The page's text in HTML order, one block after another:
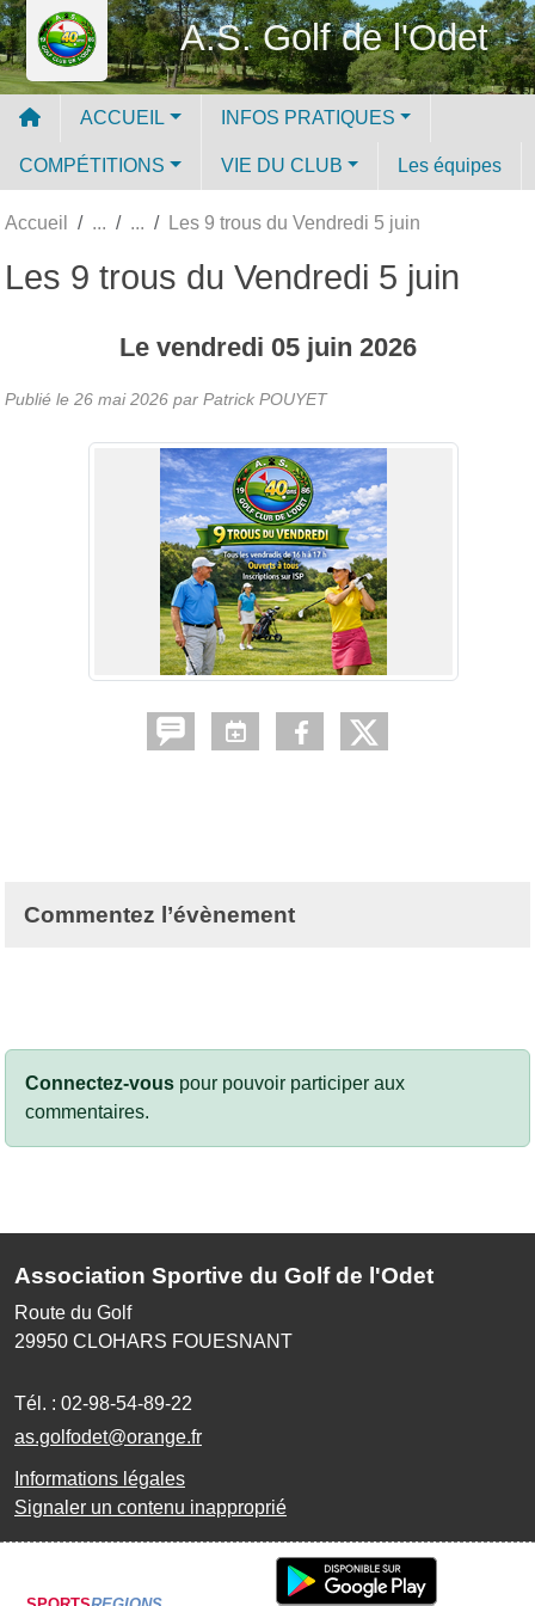
A.S. Golf de l'Odet
ACCUEIL INFOS PRATIQUES
COMPÉTITIONS VIE DU CLUB Les équipes
Accueil Les 9 trous du Vendredi 5 juin
Les 9 trous du Vendredi 5 juin
Le vendredi 05 juin 2026
Publié le 26 mai 2026 par Patrick POUYET
Commentez l’évènement
Connectez-vous pour pouvoir participer aux
commentaires.
Association Sportive du Golf de l'Odet
Route du Golf
29950 CLOHARS FOUESNANT
Tél. : 02-98-54-89-22
as.golfodet@orange.fr
Informations légales
Signaler un contenu inapproprié
Panneau de gestion des cookies